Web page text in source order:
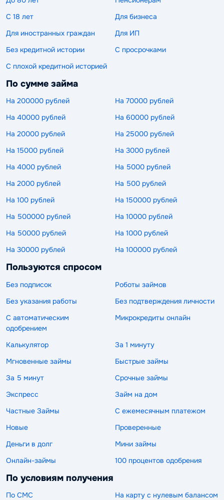
С 18 лет
Для бизнеса
Для иностранных граждан
Для ИП
Без кредитной истории
С просрочками
С плохой кредитной историей
По сумме займа
На 200000 рублей
На 70000 рублей
На 40000 рублей
На 60000 рублей
На 20000 рублей
На 25000 рублей
На 15000 рублей
На 3000 рублей
На 4000 рублей
На 5000 рублей
На 2000 рублей
На 500 рублей
На 100 рублей
На 150000 рублей
На 500000 рублей
На 10000 рублей
На 50000 рублей
На 1000 рублей
На 30000 рублей
На 100000 рублей
Пользуются спросом
Без подписок
Роботы займов
Без указания работы
Без подтверждения личности
С автоматическим
одобрением
Микрокредиты онлайн
Калькулятор
За 1 минуту
Мгновенные займы
Быстрые займы
За 5 минут
Срочные займы
Экспресс
Займ на дом
Частные Займы
С ежемесячным платежом
Новые
Проверенные
Деньги в долг
Мини займы
Онлайн-займы
100 процентов одобрения
По условиям получения
По СМС
На карту с нулевым балансом